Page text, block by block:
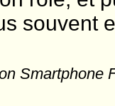
souvent
Smartphone